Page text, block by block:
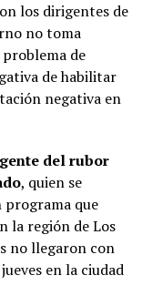
los dirigentes de
no toma
de
de habilitar
negativa en
del rubor
, quien se
que
la región de Los
no llegaron con
en la ciudad